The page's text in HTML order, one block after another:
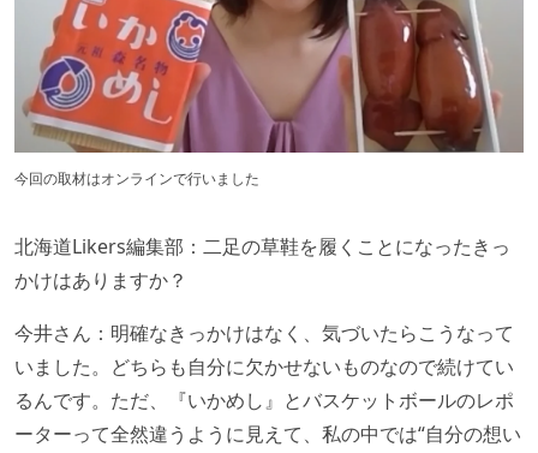
今回の取材はオンラインで行いました
北海道Likers編集部：二足の草鞋を履くことになったきっ
かけはありますか？
今井さん：明確なきっかけはなく、気づいたらこうなって
いました。どちらも自分に欠かせないものなので続けてい
るんです。ただ、『いかめし』とバスケットボールのレポ
ーターって全然違うように見えて、私の中では“自分の想い